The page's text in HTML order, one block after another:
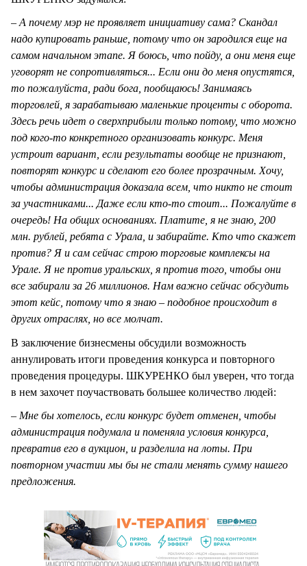
– А почему мэр не проявляет инициативу сама? Скандал
надо купировать раньше, потому что он зародился еще на
самом начальном этапе. Я боюсь, что пойду, а они меня еще
уговорят не сопротивляться... Если они до меня опустятся,
то пожалуйста, ради бога, пообщаюсь! Занимаясь
торговлей, я зарабатываю маленькие проценты с оборота.
Здесь речь идет о сверхприбыли только потому, что можно
под кого-то конкретного организовать конкурс. Меня
устроит вариант, если результаты вообще не признают,
повторят конкурс и сделают его более прозрачным. Хочу,
чтобы администрация доказала всем, что никто не стоит
за участниками... Даже если кто-то стоит... Пожалуйте в
очередь! На общих основаниях. Платите, я не знаю, 200
млн. рублей, ребята с Урала, и забирайте. Кто что скажет
против? Я и сам сейчас строю торговые комплексы на
Урале. Я не против уральских, я против того, чтобы они
все забирали за 26 миллионов. Нам важно сейчас обсудить
этот кейс, потому что я знаю – подобное происходит в
других отраслях, но все молчат.
В заключение бизнесмены обсудили возможность
аннулировать итоги проведения конкурса и повторного
проведения процедуры. ШКУРЕНКО был уверен, что тогда
в нем захочет поучаствовать большее количество людей:
– Мне бы хотелось, если конкурс будет отменен, чтобы
администрация подумала и поменяла условия конкурса,
превратив его в аукцион, и разделила на лоты. При
повторном участии мы бы не стали менять сумму нашего
предложения.